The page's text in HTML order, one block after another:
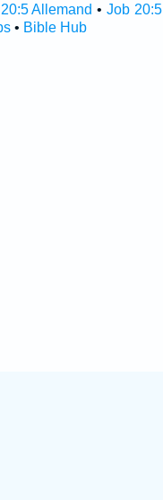
Allemand •Job 20:5
• Bible Hub